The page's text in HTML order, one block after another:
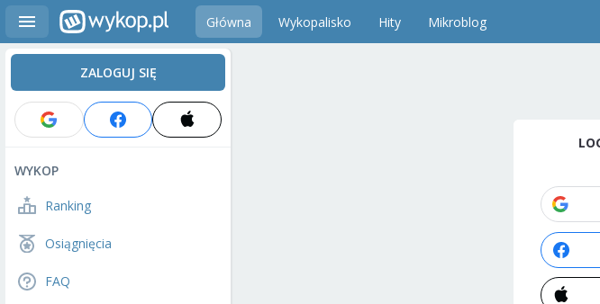
Główna Wykopalisko Hity Mikroblog
ZALOGUJ SIĘ
WYKOP
Ranking
Osiągnięcia
FAQ